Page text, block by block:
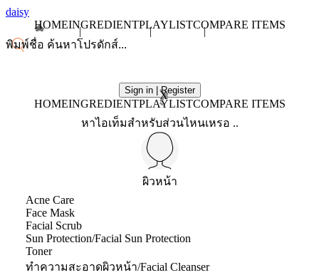
daisy
HOMEINGREDIENTPLAYLISTCOMPARE ITEMS
Sign in | Register
X
HOMEINGREDIENTPLAYLISTCOMPARE ITEMS
หาไอเท็มสำหรับส่วนไหนเหรอ ..
ผิวหน้า
Acne Care
Face Mask
Facial Scrub
Sun Protection/Facial Sun Protection
Toner
ทำความสะอาดผิวหน้า/Facial Cleanser